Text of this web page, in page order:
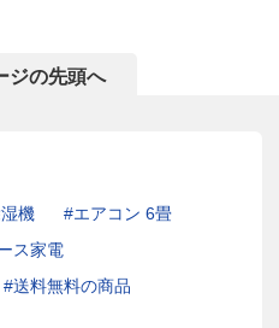
ジの先頭へ
機
エアコン 6畳
ス家電
送料無料の商品